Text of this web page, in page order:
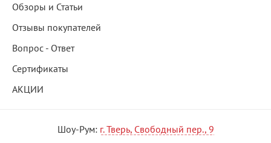
Обзоры и Статьи
Отзывы покупателей
Вопрос - Ответ
Сертификаты
АКЦИИ
Шоу-Рум: г. Тверь, Свободный пер., 9